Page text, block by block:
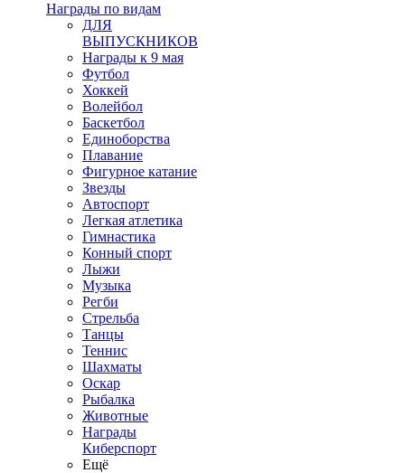
Награды по видам
ДЛЯ
ВЫПУСКНИКОВ
Награды к 9 мая
Футбол
Хоккей
Волейбол
Баскетбол
Единоборства
Плавание
Фигурное катание
Звезды
Автоспорт
Легкая атлетика
Гимнастика
Конный спорт
Лыжи
Музыка
Регби
Стрельба
Танцы
Теннис
Шахматы
Оскар
Рыбалка
Животные
Награды
Киберспорт
Ещё